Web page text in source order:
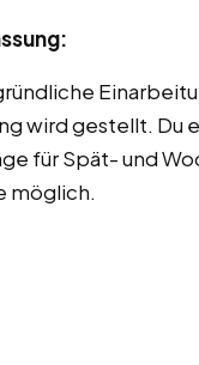
wird gestellt. Du
für Spät- und
möglich.